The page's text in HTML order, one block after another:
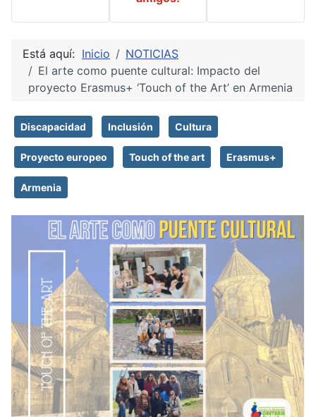
Está aquí: Inicio
NOTICIAS
El arte como puente cultural: Impacto del
proyecto Erasmus+ ‘Touch of the Art’ en Armenia
Discapacidad Inclusión Cultura
Proyecto europeo Touch of the art Erasmus+
Armenia